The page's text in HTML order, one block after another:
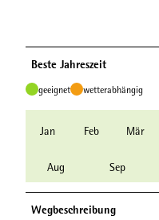
Beste Jahreszeit
geeignet wetterabhängig
Jan Feb Mär
Aug Sep
Wegbeschreibung